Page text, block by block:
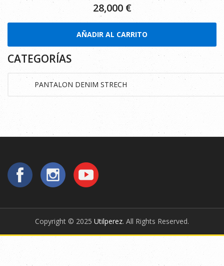
28,000 €
AÑADIR AL CARRITO
CATEGORÍAS
Copyright © 2025 Utilperez. All Rights Reserved.